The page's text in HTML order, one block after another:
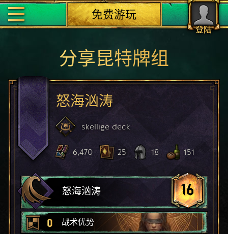
登陆
免费游玩
分享昆特牌组
怒海汹涛
skellige deck
6,470 25 18 151
怒海汹涛 16
0 战术优势